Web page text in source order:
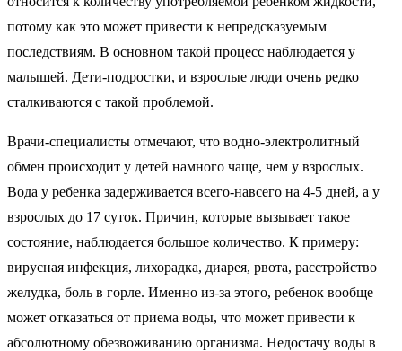
потому как это может привести к непредсказуемым
последствиям. В основном такой процесс наблюдается у
малышей. Дети-подростки, и взрослые люди очень редко
сталкиваются с такой проблемой.
Врачи-специалисты отмечают, что водно-электролитный
обмен происходит у детей намного чаще, чем у взрослых.
Вода у ребенка задерживается всего-навсего на 4-5 дней, а у
взрослых до 17 суток. Причин, которые вызывает такое
состояние, наблюдается большое количество. К примеру:
вирусная инфекция, лихорадка, диарея, рвота, расстройство
желудка, боль в горле. Именно из-за этого, ребенок вообще
может отказаться от приема воды, что может привести к
абсолютному обезвоживанию организма. Недостачу воды в